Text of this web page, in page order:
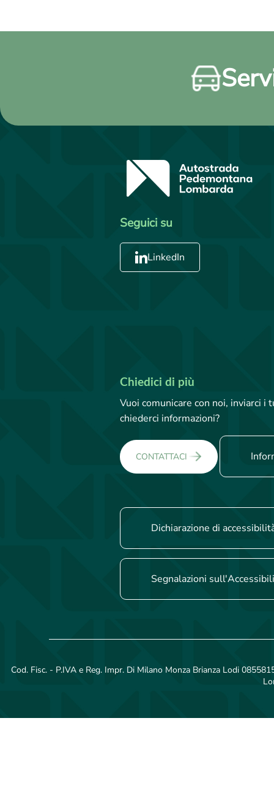
Seguici su
LinkedIn
Chiedici di più
Vuoi comunicare con noi, inviarci
chiederci informazioni?
CONTATTACI
Dichiarazione di
Segnalazioni
Cod. Fisc. - P.IVA e Reg. Impr. Di Milano Monza Brianza Lodi